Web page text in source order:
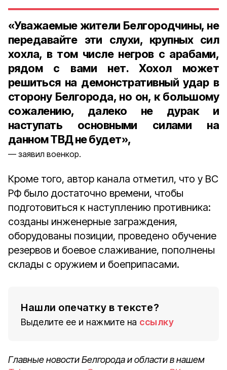
«Уважаемые жители Белгородчины, не
передавайте эти слухи, крупных сил
хохла, в том числе негров с арабами,
рядом с вами нет. Хохол может
решиться на демонстративный удар в
сторону Белгорода, но он, к большому
сожалению, далеко не дурак и
наступать основными силами на
данном ТВД не будет»,
заявил военкор.
Кроме того, автор канала отметил, что у ВС
РФ было достаточно времени, чтобы
подготовиться к наступлению противника:
созданы инженерные заграждения,
оборудованы позиции, проведено обучение
резервов и боевое слаживание, пополнены
склады с оружием и боеприпасами.
Нашли опечатку в тексте?
Выделите ее и нажмите на ссылку
Главные новости Белгорода и области в нашем